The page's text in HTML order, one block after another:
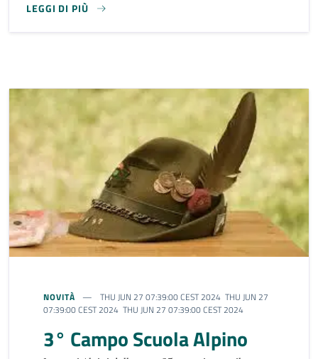
LEGGI DI PIÙ
QUATTRO INCONTRI PRESSO LA PETA PER FERMARCI ED
NOVITÀ
THU JUN 27 07:39:00 CEST 2024 THU JUN 27
07:39:00 CEST 2024 THU JUN 27 07:39:00 CEST 2024
3° Campo Scuola Alpino